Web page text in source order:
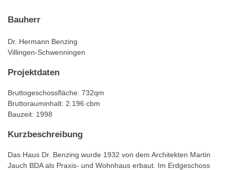
Bauherr
Dr. Hermann Benzing
Villingen-Schwenningen
Projektdaten
Bruttogeschossfläche: 732qm
Bruttorauminhalt: 2.196 cbm
Bauzeit: 1998
Kurzbeschreibung
Das Haus Dr. Benzing wurde 1932 von dem Architekten Martin
Jauch BDA als Praxis- und Wohnhaus erbaut. Im Erdgeschoss